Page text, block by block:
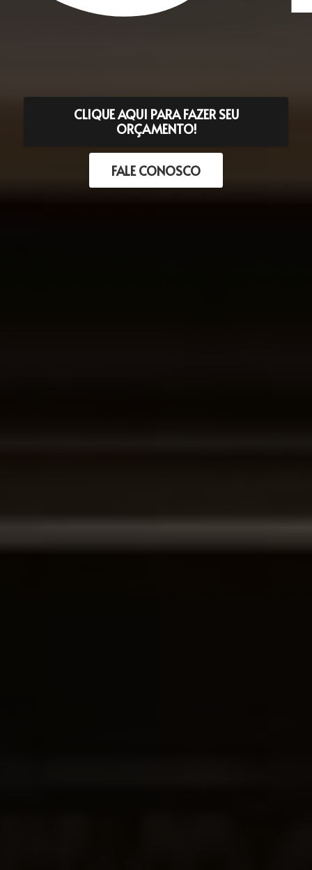
CLIQUE AQUI PARA FAZER SEU
ORÇAMENTO!
FALE CONOSCO